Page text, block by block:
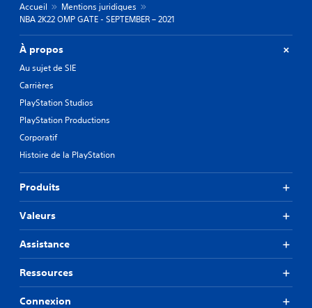
Accueil
Mentions juridiques
NBA 2K22 OMP GATE - SEPTEMBER – 2021
À propos
Au sujet de SIE
Carrières
PlayStation Studios
PlayStation Productions
Corporatif
Histoire de la PlayStation
Produits
Valeurs
Assistance
Ressources
Connexion